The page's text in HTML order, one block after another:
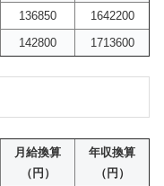
136850
1642200
142800 1713600
月給換算
（円）
年収換算
（円）